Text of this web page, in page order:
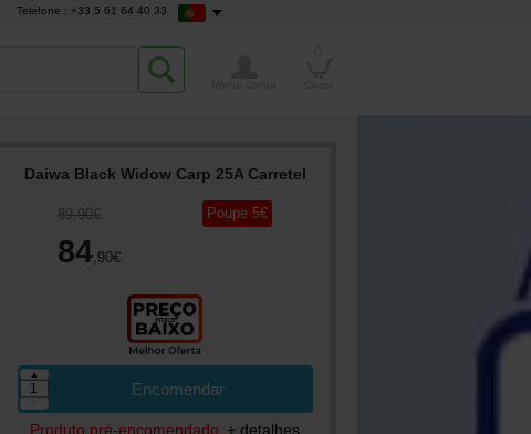
Telefone : +33 5 61 64 40 33
Daiwa Black Widow Carp 25A Carretel
89,90€
84,90€
Poupe 5€
Encomendar
▲
Produto pré-encomendado. + detalhes